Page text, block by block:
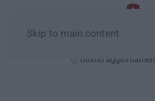
Skip to main content
Ultimo